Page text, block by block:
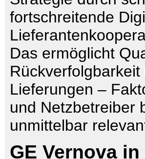
fortschreitende
Das ermöglicht
Lieferungen –
und Netzbetreiber
unmittelbar
GE Vernova